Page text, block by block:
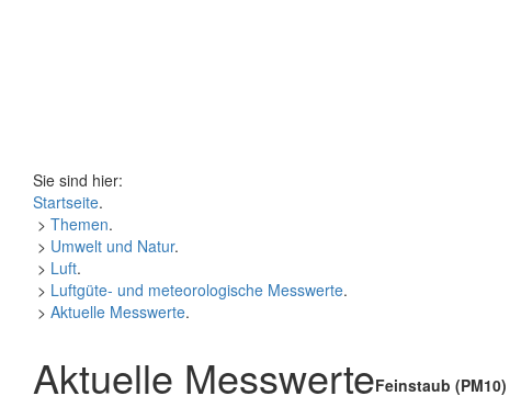
Sie sind hier:
Startseite.
> Themen.
> Umwelt und Natur.
> Luft.
> Luftgüte- und meteorologische Messwerte.
> Aktuelle Messwerte.
Aktuelle MesswerteFeinstaub (PM10)